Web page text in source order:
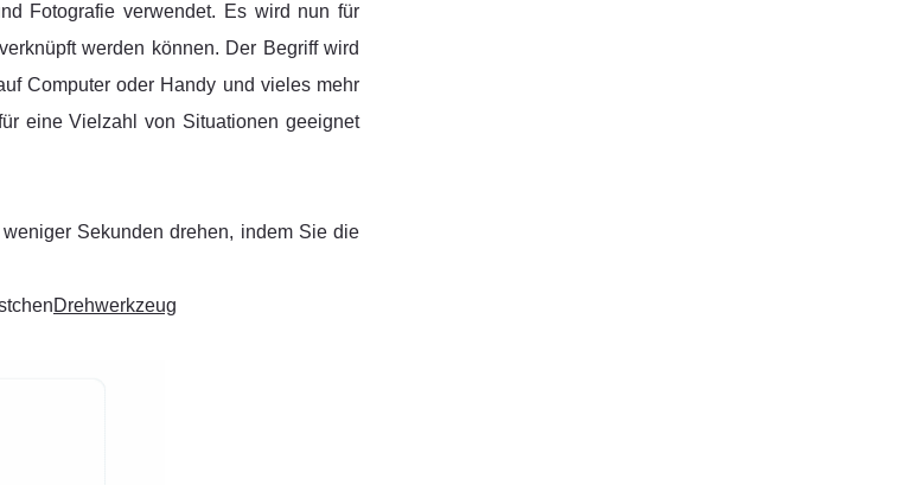
Fotografie verwendet. Es wird nun für
werden können. Der Begriff wird
Computer oder Handy und vieles mehr
eine Vielzahl von Situationen geeignet
Sekunden drehen, indem Sie die
Drehwerkzeug